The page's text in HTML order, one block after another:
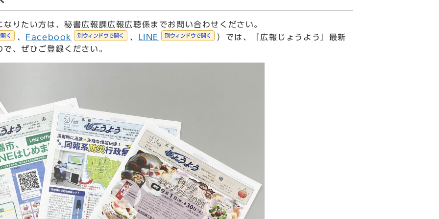
りたい方は、秘書広報課広報広聴係までお問い合わせください。
く 、 Facebook 別ウィンドウで開く 、 LINE 別ウィンドウで開く
）では、『広報じょうよう』最新
、ぜひご登録ください。